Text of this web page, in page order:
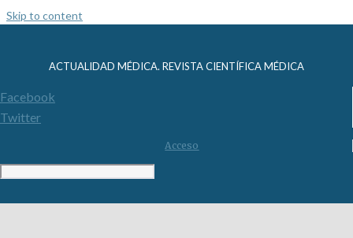
Skip to content
ACTUALIDAD MÉDICA. REVISTA CIENTÍFICA MÉDICA
Facebook
Twitter
Acceso